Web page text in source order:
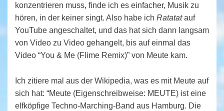
konzentrieren muss, finde ich es einfacher, Musik zu
hören, in der keiner singt. Also habe ich Ratatatauf
YouTube angeschaltet, und das hat sich dann langsam
von Video zu Video gehangelt, bis auf einmal das
Video “You & Me (Flime Remix)” von Meute kam.
Ich zitiere mal aus der Wikipedia, was es mit Meute auf
sich hat: “Meute (Eigenschreibweise: MEUTE) ist eine
elfköpfige Techno-Marching-Band aus Hamburg. Die